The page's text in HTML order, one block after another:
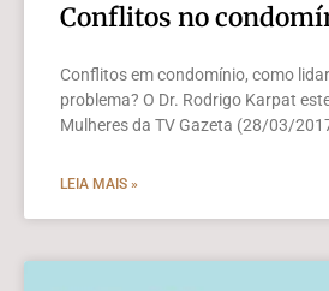
Conflitos no
Conflitos em condomínio, como
problema? O Dr. Rodrigo Karpat
Mulheres da TV Gazeta (28/03/
LEIA MAIS »